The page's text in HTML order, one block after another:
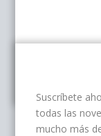
Suscríbete
todas las
mucho más